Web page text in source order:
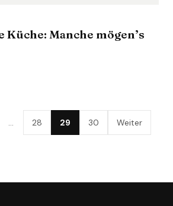
Küche: Manche mögen’s
28 29 30 Weiter